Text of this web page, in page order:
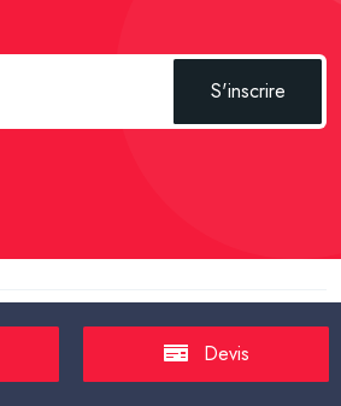
S'inscrire
médicalisé
Tarif taxi en France en
pour l' aéroport-Réservez une
Devis